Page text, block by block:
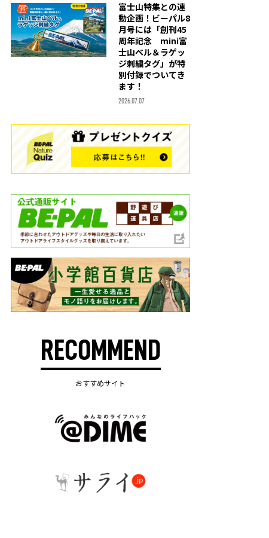
富士山特集との連
動企画！ビーパル8
月号には「創刊45
周年記念 mini富
士山ベル＆ラゲッ
ジ刺繍タグ」が特
別付録でついてき
ます！
2026.07.07
RECOMMEND
おすすめサイト